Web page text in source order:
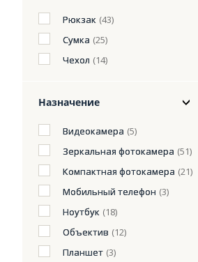
Рюкзак (43)
Сумка (25)
Чехол (14)
Назначение
Видеокамера (5)
Зеркальная фотокамера (51)
Компактная фотокамера (21)
Мобильный телефон (3)
Ноутбук (18)
Объектив (12)
Планшет (3)